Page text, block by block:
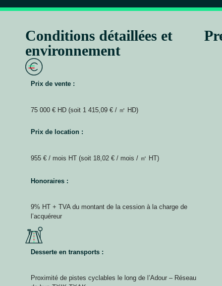
Conditions détaillées et
environnement
Prix de vente :
75 000 € HD (soit 1 415,09 € / ㎡ HD)
Prix de location :
955 € / mois HT (soit 18,02 € / mois / ㎡ HT)
Honoraires :
9% HT + TVA du montant de la cession à la charge de
l’acquéreur
Desserte en transports :
Proximité de pistes cyclables le long de l’Adour – Réseau